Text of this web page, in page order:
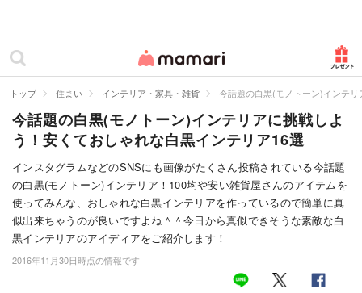
ママリ
カテゴリー一覧
妊娠
出産
赤ちゃん・育児
子育て・家族
病院
トップ 住まい インテリア・家具・雑貨 今話題の白黒(モノトーン)インテ
今話題の白黒(モノトーン)インテリアに挑戦しよ
う！安くておしゃれな白黒インテリア16選
インスタグラムなどのSNSにも画像がたくさん投稿されている今話題
の白黒(モノトーン)インテリア！100均や安い雑貨屋さんのアイテムを
使ってみんな、おしゃれな白黒インテリアを作っているので簡単に真
似出来ちゃうのが良いですよね＾＾今日から真似できそうな素敵な白
黒インテリアのアイディアをご紹介します！
2016年11月30日時点の情報です